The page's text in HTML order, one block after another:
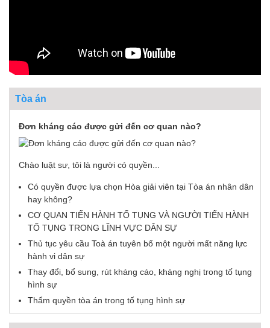
Tòa án
Đơn kháng cáo được gửi đến cơ quan nào?
Chào luật sư, tôi là người có quyền...
Có quyền được lựa chọn Hòa giải viên tại Tòa án nhân dân
hay không?
CƠ QUAN TIẾN HÀNH TỐ TỤNG VÀ NGƯỜI TIẾN HÀNH
TỐ TỤNG TRONG LĨNH VỰC DÂN SỰ
Thủ tục yêu cầu Toà án tuyên bố một người mất năng lực
hành vi dân sự
Thay đổi, bổ sung, rút kháng cáo, kháng nghị trong tố tụng
hình sự
Thẩm quyền tòa án trong tố tụng hình sự